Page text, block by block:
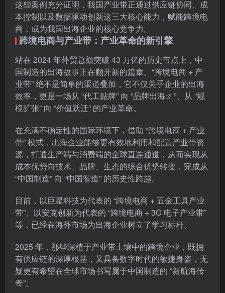
这些案例充分证明，我国产业带正通过供应链协同、成
本控制以及数据驱动创新这三大核心能力，赋能跨境电
商，成为我国出海企业的核心竞争力。
跨境电商与产业带：产业革命的新引擎
站在 2024 年外贸总额突破 43 万亿的历史节点上，中
国制造的出海故事正在翻开新的篇章。“跨境电商 + 产
业带” 绝不是简单的渠道叠加，它不仅关乎企业的出海
效率，更是一场从 “代工贴牌” 向 “品牌出海
”、从 “规
模扩张” 向 “价值跃迁” 的产业革命。
在充满不确定性的国际环境下，借助 “跨境电商 + 产业
带” 模式，出海企业能够更有效地利用和配置产业带资
源，打通生产端与消费端的全球直连通道，从而实现从
成本优势向技术、品牌、生态的综合优势转变，完成从
“中国制造” 向 “中国智造” 的历史性跨越。
目前，以巨星科技为代表的 “跨境电商 + 五金工具产业
带”、以安克创新为代表的 “跨境电商 + 3C 电子产业带”
等，已经在海外市场为出海企业树立了学习标杆。
2025 年，那些深植于产业带土壤中的跨境企业，既拥
有供应链的深厚根基，又具备数字时代的敏捷身姿，无
疑更有希望在全球市场书写属于中国制造的 “新航海传
奇”。